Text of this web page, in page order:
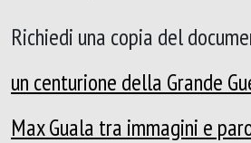
Richiedi una copia del
un centurione della Grande
Max Guala tra immagini e